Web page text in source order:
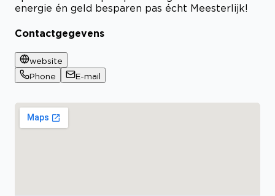
energie én geld besparen pas écht Meesterlijk!
Contactgegevens
website
Phone
E-mail